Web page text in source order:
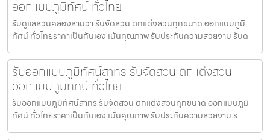
ออกแบบภูมิทัศน์ ทั่วไทย
รับดูแลสวนคลองสามวา รับจัดสวน ตกแต่งสวนทุกขนาด ออกแบบภูมิ
ทัศน์ ทั่วไทยราคาเป็นกันเอง เน้นคุณภาพ รับประกันความสวยงาม รับด
รับออกแบบภูมิทัศน์สาทร รับจัดสวน ตกแต่งสวน
ออกแบบภูมิทัศน์ ทั่วไทย
รับออกแบบภูมิทัศน์สาทร รับจัดสวน ตกแต่งสวนทุกขนาด ออกแบบภูมิ
ทัศน์ ทั่วไทยราคาเป็นกันเอง เน้นคุณภาพ รับประกันความสวยงาม ร